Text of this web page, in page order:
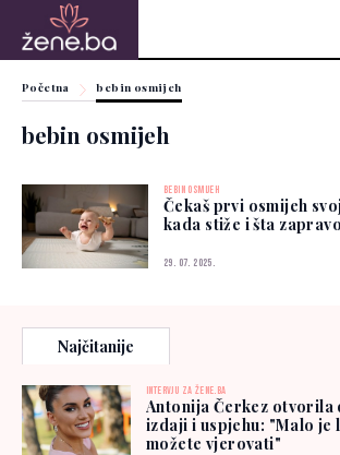
Početna bebin osmijeh
bebin osmijeh
BEBIN OSMIJEH
Čekaš prvi osmijeh
kada stiže i šta
29. 07. 2025.
Najčitanije
INTERVJU ZA ŽENE.BA
Antonija Čerkez otvorila
izdaji i uspjehu: "Malo je
možete vjerovati"